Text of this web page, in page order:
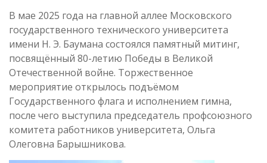
В мае 2025 года на главной аллее Московского
государственного технического университета
имени Н. Э. Баумана состоялся памятный митинг,
посвящённый 80-летию Победы в Великой
Отечественной войне. Торжественное
мероприятие открылось подъёмом
Государственного флага и исполнением гимна,
после чего выступила председатель профсоюзного
комитета работников университета, Ольга
Олеговна Барышникова.